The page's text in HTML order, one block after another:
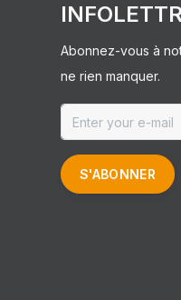
Abonnez-vous à
ne rien manquer.
S'ABONNER